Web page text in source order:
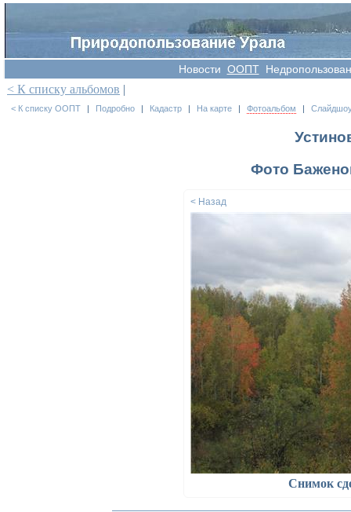
Новости OOПT
< К списку альбомов |
< К списку ООПТ | Подробно | Кадастр | На карте | Фотоальбом |
Фото
< Назад
Снимок